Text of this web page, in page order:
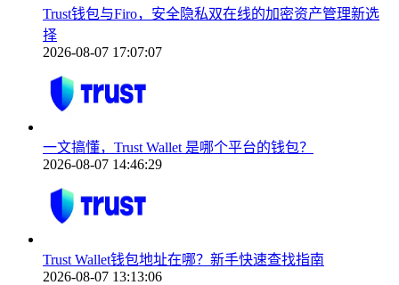
Trust钱包与Firo，安全隐私双在线的加密资产管理新选
择
2026-08-07 17:07:07
一文搞懂，Trust Wallet 是哪个平台的钱包？
2026-08-07 14:46:29
Trust Wallet钱包地址在哪？新手快速查找指南
2026-08-07 13:13:06